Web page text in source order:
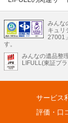
不動産・住宅
引越
不動産クラウドフ
LIFULL HOME'Sの
不動産・住宅
不動産査定 マンシ
不動産アーカイブ
不動産用語集 住ま
アプリ
みんな
キュリ
27001
す。
みんなの遺品整
LIFULL(東証プ
サービス
評価・口